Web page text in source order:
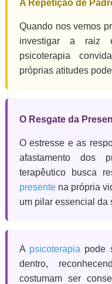
A Repetição de
Quando nos vemos
investigar a raiz
psicoterapia
próprias atitudes
O Resgate da
O estresse e as
afastamento dos
terapêutico busca
presentena própria
um pilar essencial da
A psicoterapia pode
dentro,
costumam ser